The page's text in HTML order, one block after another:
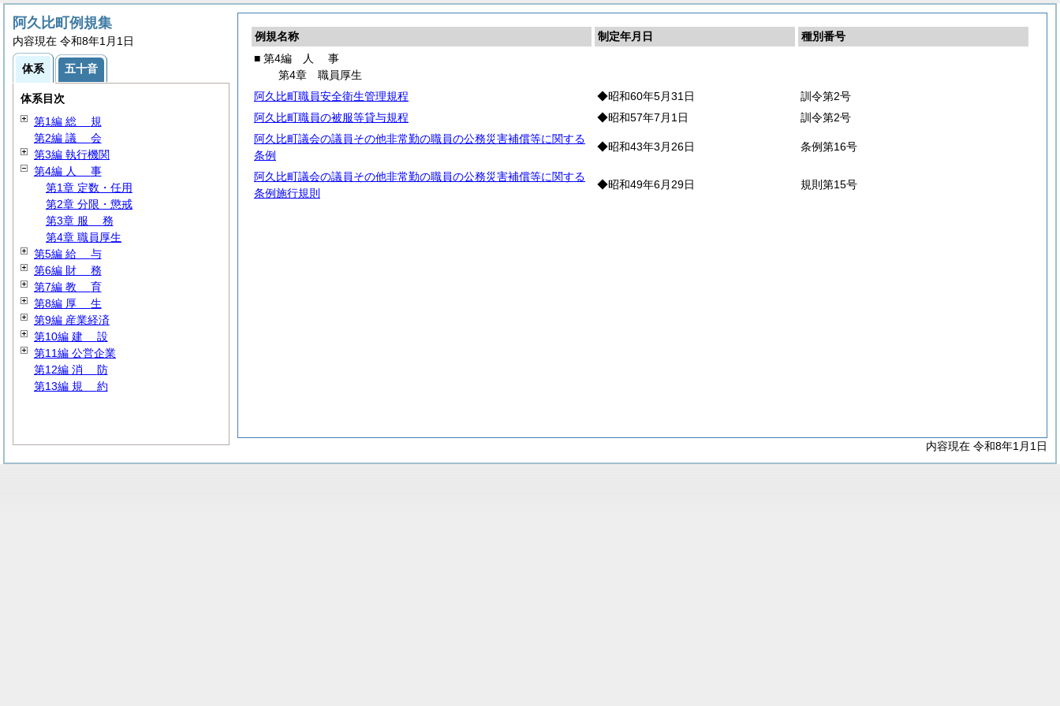
例規名称 制定年月日
種別番号
■ 第4編
人 事
第4章 職員厚生
阿久比町職員安全衛生管理規程
◆昭和60年5月31日
訓令第2号
阿久比町職員の被服等貸与規程
◆昭和57年7月1日
訓令第2号
阿久比町議会の議員その他非常勤の職員の公務災害補償等に関する
条例
◆昭和43年3月26日 条例第16号
阿久比町議会の議員その他非常勤の職員の公務災害補償等に関する
条例施行規則
◆昭和49年6月29日 規則第15号
内容現在 令和8年1月1日
阿久比町例規集
内容現在 令和8年1月1日
体系 五十音
体系目次
第1編 総 規
第2編 議 会
第3編 執行機関
第4編 人 事
第1章 定数・任用
第2章 分限・懲戒
第3章 服 務
第4章 職員厚生
第5編 給 与
第6編 財 務
第7編 教 育
第8編 厚 生
第9編 産業経済
第10編 建 設
第11編 公営企業
第12編 消 防
第13編 規 約